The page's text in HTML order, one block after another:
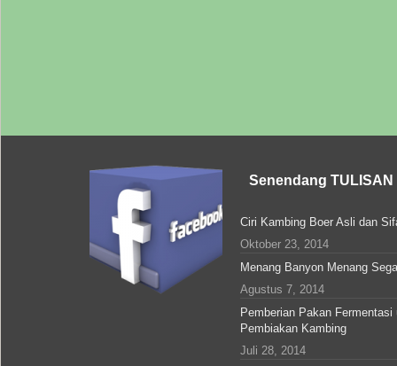
Senendang TULISAN
Ciri Kambing Boer Asli dan
Oktober 23, 2014
Menang Banyon Menang
Agustus 7, 2014
Pemberian Pakan Fermentasi
Pembiakan Kambing
Juli 28, 2014